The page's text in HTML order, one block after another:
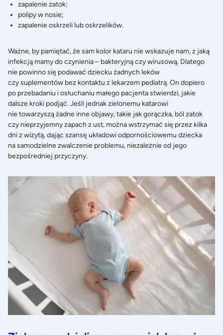
zapalenie zatok;
polipy w nosie;
zapalenie oskrzeli lub oskrzelików.
Ważne, by pamiętać, że sam kolor kataru nie wskazuje nam, z jaką
infekcją mamy do czynienia – bakteryjną czy wirusową. Dlatego
nie powinno się podawać dziecku żadnych leków
czy suplementów bez kontaktu z lekarzem pediatrą. On dopiero
po przebadaniu i osłuchaniu małego pacjenta stwierdzi, jakie
dalsze kroki podjąć. Jeśli jednak zielonemu katarowi
nie towarzyszą żadne inne objawy, takie jak gorączka, ból zatok
czy nieprzyjemny zapach z ust, można wstrzymać się przez kilka
dni z wizytą, dając szansę układowi odpornościowemu dziecka
na samodzielne zwalczenie problemu, niezależnie od jego
bezpośredniej przyczyny.